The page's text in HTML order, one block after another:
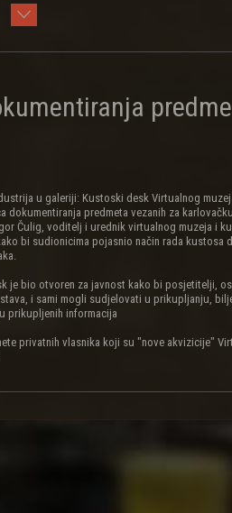
u galeriji: Kustoski desk Virtualnog
dokumentiranja predmeta vezanih za
Čulig, voditelj i urednik virtualnog muzeja i
bi sudionicima pojasnio način rada kustosa
je bio otvoren za javnost kako bi posjetitelji,
i sami mogli sudjelovati u prikupljanju,
prikupljenih informacija
privatnih vlasnika koji su "nove akvizicije"